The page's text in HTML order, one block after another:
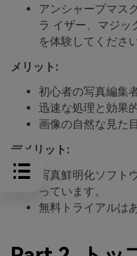
アンシャープマス
ラ イザー、マジッ
を体験してください
メリット:
初心者の写真編集
迅速な処理と効果
画像の自然な見た
デメリット:
写真鮮明化ソフト
っています。
無料トライアルは